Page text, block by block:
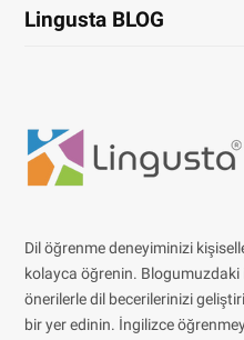
Lingusta BLOG
Dil öğrenme deneyiminizi
kolayca öğrenin. Blogumuzdaki
önerilerle dil becerilerinizi
bir yer edinin. İngilizce